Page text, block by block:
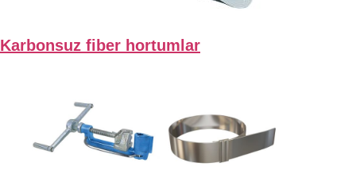
Karbonsuz fiber hortumlar